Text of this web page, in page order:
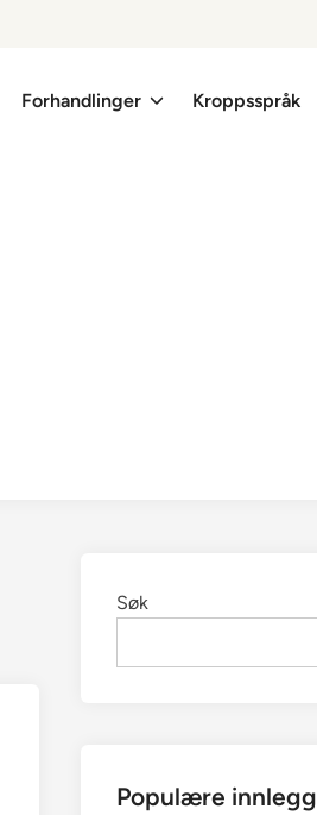
Forhandlinger Kroppsspråk
Søk
Populære innlegg